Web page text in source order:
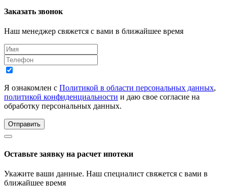
Заказать звонок
Наш менеджер свяжется с вами в ближайшее время
Я ознакомлен с Политикой в области персональных данных,
политикой конфиденциальности и даю свое согласие на
обработку персональных данных.
Отправить
Оставьте заявку на расчет ипотеки
Укажите ваши данные. Наш специалист свяжется с вами в
ближайшее время